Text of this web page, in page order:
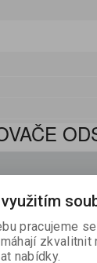
podle:(Příznaku
pracujeme
zkvalitnit
nabídky.